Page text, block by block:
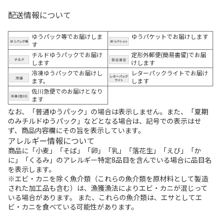
配送情報について
ゆうパック等でお届けしま
す
ゆうパケットでお届けします
チルドゆうパックでお届け
します
定形外郵便(簡易書留)でお届
けします
冷凍ゆうパックでお届けし
ます。
レターパックライトでお届け
します
佐川急便でのお届けとなり
ます
なお、「普通ゆうパック」の場合は表示しません。また、「夏期
のみチルドゆうパック」などとなる場合は、記号での表示はせ
ず、商品内容欄にその旨を表示しています。
アレルギー情報について
商品に「小麦」「そば」「卵」「乳」「落花生」「えび」「か
に」「くるみ」のアレルギー特定8品目を含んでいる場合に品目名
を表示します。
※エビ・カニを除く魚介類（これらの魚介類を原材料として製造
された加工品も含む）は、漁獲漁法によりエビ・カニが混じって
いる場合があります。 また、これらの魚介類は、エサとしてエ
ビ・カニを食べている可能性があります。